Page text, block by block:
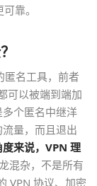
靠。
匿名工具，前者
可以被端到端加
个匿名中继洋
量，而且退出
来说，VPN 理
混杂，不是所有
VPN 协议、加密